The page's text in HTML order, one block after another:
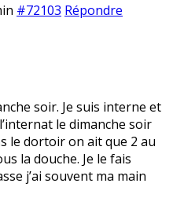
#72103 Répondre
soir. Je suis interne et
le dimanche soir
le dortoir on ait que 2 au
la douche. Je le fais
j’ai souvent ma main